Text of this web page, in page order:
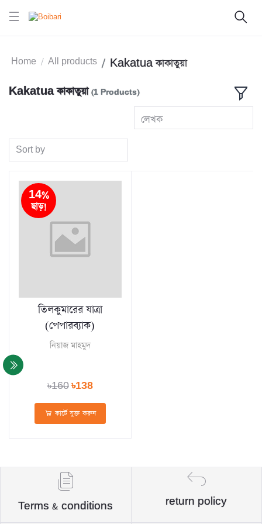
Home All products Kakatua কাকাতুয়া
Kakatua কাকাতুয়া(1 Products)
লেখক
Sort by
14%
ছাড়!
তিলকুমারের যাত্রা
(পেপারব্যাক)
নিয়াজ মাহমুদ
৳160৳138
কার্টে যুক্ত করুন
Terms & conditions return policy